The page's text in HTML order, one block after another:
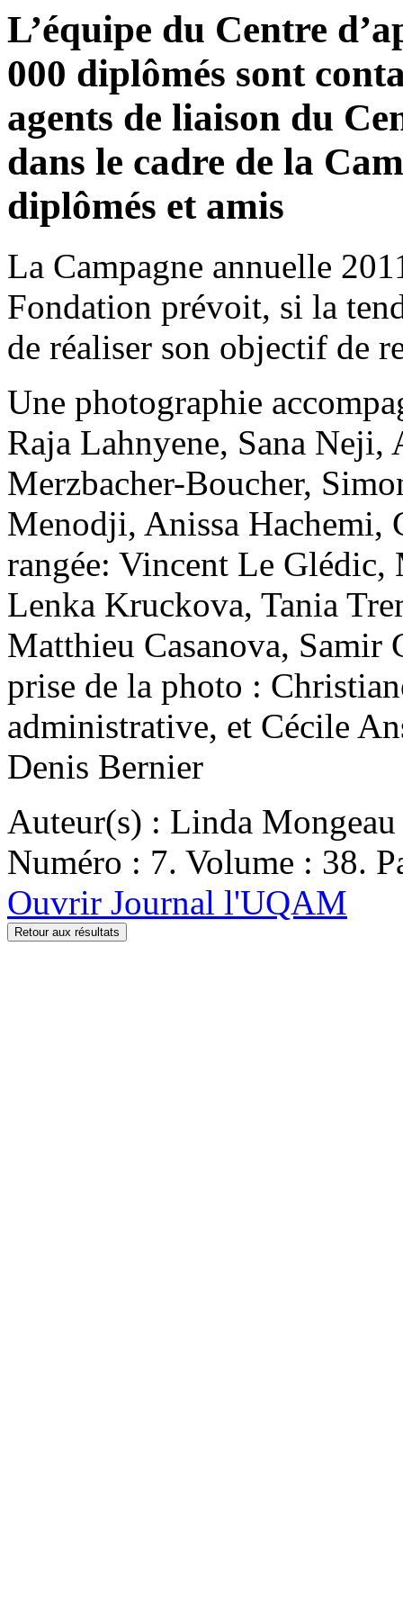
L’équipe du Centre
000 diplômés sont
agents de liaison du
dans le cadre de la
diplômés et amis
La Campagne annuelle
Fondation prévoit, si la
de réaliser son objectif
Une photographie
Raja Lahnyene, Sana
Merzbacher-Boucher,
Menodji, Anissa Hachemi,
rangée: Vincent Le
Lenka Kruckova, Tania
Matthieu Casanova, Samir
prise de la photo :
administrative, et Cécile
Denis Bernier
Auteur(s) : Linda Mongeau
Numéro : 7. Volume : 38.
Ouvrir Journal l'UQAM
Retour aux résultats